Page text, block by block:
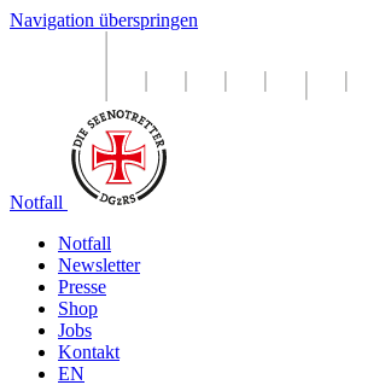
Navigation überspringen
Notfall
Notfall
Newsletter
Presse
Shop
Jobs
Kontakt
EN